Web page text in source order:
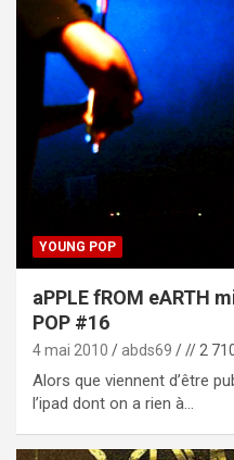
YOUNG POP
aPPLE fROM eARTH
POP #16
4 mai 2010 abds69 // 2
Alors que viennent d’être
l’ipad dont on a rien à…